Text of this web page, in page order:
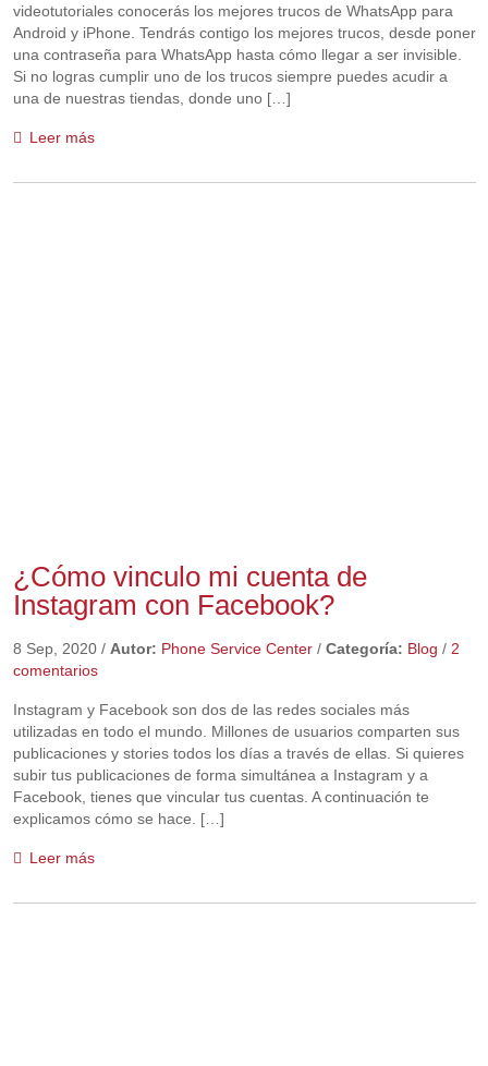
videotutoriales conocerás los mejores trucos de WhatsApp para
Android y iPhone. Tendrás contigo los mejores trucos, desde poner
una contraseña para WhatsApp hasta cómo llegar a ser invisible.
Si no logras cumplir uno de los trucos siempre puedes acudir a
una de nuestras tiendas, donde uno […]
Leer más
¿Cómo vinculo mi cuenta de
Instagram con Facebook?
8 Sep, 2020/ Autor: Phone Service Center/ Categoría: Blog / 2
comentarios
Instagram y Facebook son dos de las redes sociales más
utilizadas en todo el mundo. Millones de usuarios comparten sus
publicaciones y stories todos los días a través de ellas. Si quieres
subir tus publicaciones de forma simultánea a Instagram y a
Facebook, tienes que vincular tus cuentas. A continuación te
explicamos cómo se hace. […]
Leer más